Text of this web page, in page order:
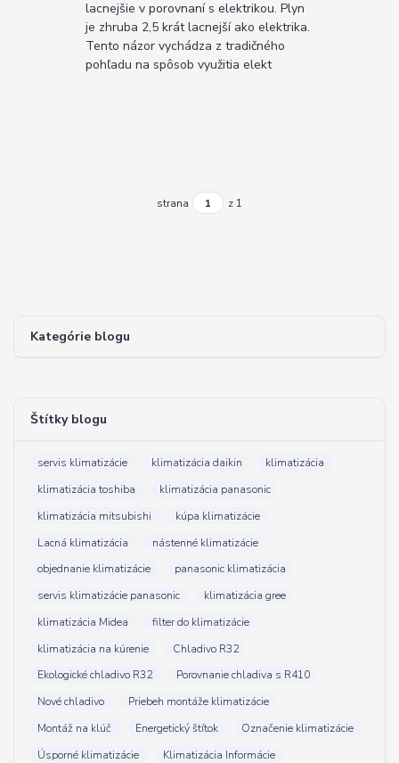
Kategórie blogu
Štítky blogu
servis klimatizácie klimatizácia daikin
klimatizácia
klimatizácia toshiba
klimatizácia panasonic
klimatizácia mitsubishi
kúpa klimatizácie
Lacná klimatizácia
nástenné klimatizácie
objednanie klimatizácie
panasonic klimatizácia
servis klimatizácie panasonic
klimatizácia gree
klimatizácia Midea
filter do klimatizácie
klimatizácia na kúrenie
Chladivo R32
Ekologické chladivo R32
Porovnanie chladiva s R410
Nové chladivo
Priebeh montáže klimatizácie
Montáž na klúč
Energetický štítok
Označenie klimatizácie
Úsporné klimatizácie
Klimatizácia Informácie
lacnejšie v porovnaní s elektrikou. Plyn
je zhruba 2,5 krát lacnejší ako elektrika.
Tento názor vychádza z tradičného
pohľadu na spôsob využitia elekt
strana z 1